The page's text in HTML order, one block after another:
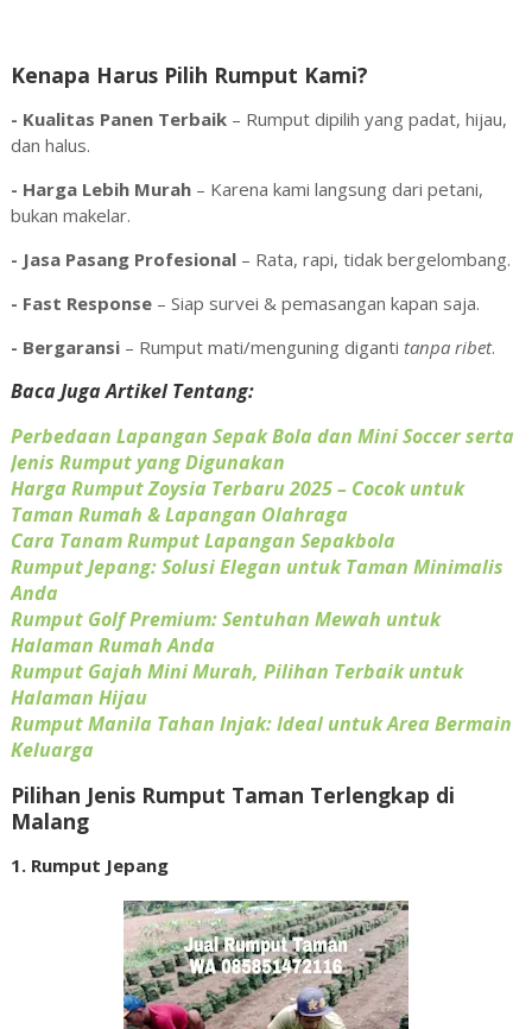
Kenapa Harus Pilih Rumput Kami?
- Kualitas Panen Terbaik– Rumput dipilih yang padat, hijau,
dan halus.
- Harga Lebih Murah– Karena kami langsung dari petani,
bukan makelar.
- Jasa Pasang Profesional– Rata, rapi, tidak bergelombang.
- Fast Response– Siap survei & pemasangan kapan saja.
- Bergaransi– Rumput mati/menguning diganti tanpa ribet.
Baca Juga Artikel Tentang:
Perbedaan Lapangan Sepak Bola dan Mini Soccer serta
Jenis Rumput yang Digunakan
Harga Rumput Zoysia Terbaru 2025 – Cocok untuk
Taman Rumah & Lapangan Olahraga
Cara Tanam Rumput Lapangan Sepakbola
Rumput Jepang: Solusi Elegan untuk Taman Minimalis
Anda
Rumput Golf Premium: Sentuhan Mewah untuk
Halaman Rumah Anda
Rumput Gajah Mini Murah, Pilihan Terbaik untuk
Halaman Hijau
Rumput Manila Tahan Injak: Ideal untuk Area Bermain
Keluarga
Pilihan Jenis Rumput Taman Terlengkap di
Malang
1. Rumput Jepang